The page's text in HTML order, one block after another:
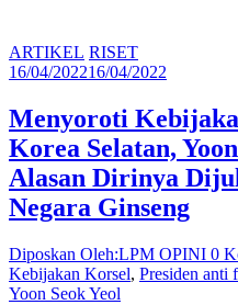
ARTIKEL RISET
16/04/202216/04/2022
Menyoroti
Korea Selatan,
Alasan Dirinya
Negara Ginseng
Diposkan Oleh:LPM OPINI 0
Kebijakan Korsel, Presiden anti
Yoon Seok Yeol